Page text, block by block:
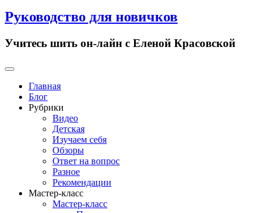
Руководство для новичков
Учитесь шить он-лайн с Еленой Красовской
Primary
Главная
Блог
Рубрики
Видео
Детская
Изучаем себя
Обзоры
Ответ на вопрос
Разное
Рекомендации
Мастер-класс
Мастер-класс